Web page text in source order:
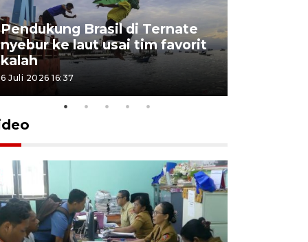
Pendukung Brasil di Ternate
nyebur ke laut usai tim favorit
kalah
6 Juli 2026 16:37